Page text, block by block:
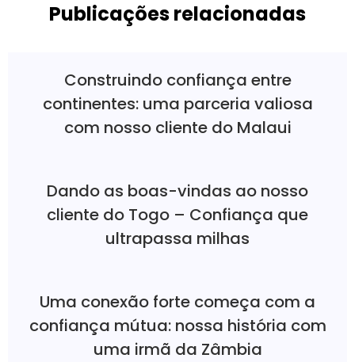
Publicações relacionadas
Construindo confiança entre
continentes: uma parceria valiosa
com nosso cliente do Malaui
Dando as boas-vindas ao nosso
cliente do Togo – Confiança que
ultrapassa milhas
Uma conexão forte começa com a
confiança mútua: nossa história com
uma irmã da Zâmbia